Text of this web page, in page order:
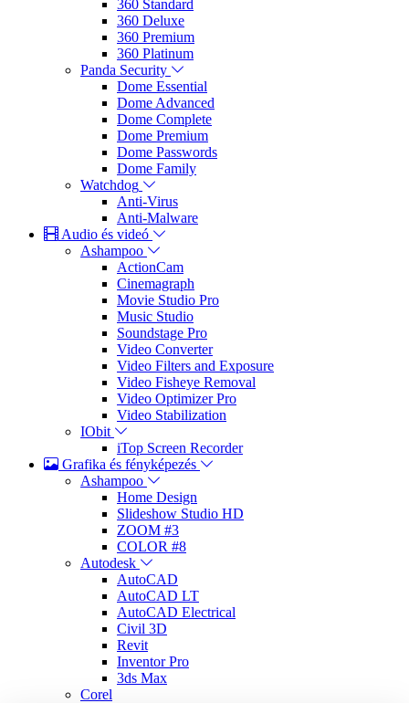
360 Standard
360 Deluxe
360 Premium
360 Platinum
Panda Security
Dome Essential
Dome Advanced
Dome Complete
Dome Premium
Dome Passwords
Dome Family
Watchdog
Anti-Virus
Anti-Malware
Audio és videó
Ashampoo
ActionCam
Cinemagraph
Movie Studio Pro
Music Studio
Soundstage Pro
Video Converter
Video Filters and Exposure
Video Fisheye Removal
Video Optimizer Pro
Video Stabilization
IObit
iTop Screen Recorder
Grafika és fényképezés
Ashampoo
Home Design
Slideshow Studio HD
ZOOM #3
COLOR #8
Autodesk
AutoCAD
AutoCAD LT
AutoCAD Electrical
Civil 3D
Revit
Inventor Pro
3ds Max
Corel